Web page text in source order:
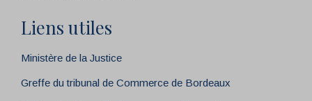
Liens utiles
Ministère de la Justice
Greffe du tribunal de Commerce de Bordeaux